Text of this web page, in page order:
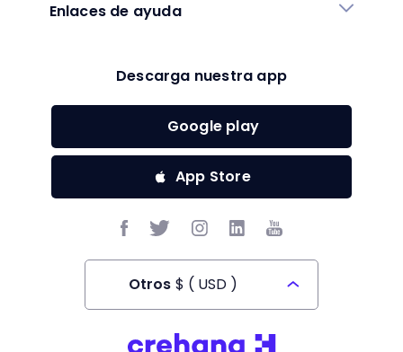
Enlaces de ayuda
Descarga nuestra app
Google play
App Store
Otros $ ( USD )